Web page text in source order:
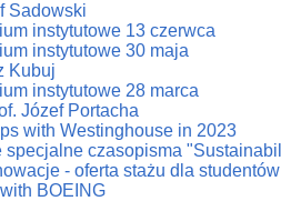
Sadowski
instytutowe 13 czerwca
instytutowe 30 maja
Kubuj
instytutowe 28 marca
Józef Portacha
with Westinghouse in 2023
specjalne czasopisma
- oferta stażu dla
BOEING